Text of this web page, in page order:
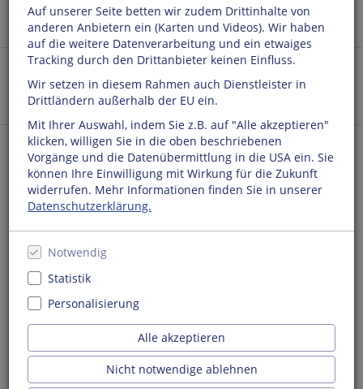
Auf unserer Seite betten wir zudem Drittinhalte von
anderen Anbietern ein (Karten und Videos). Wir haben
auf die weitere Datenverarbeitung und ein etwaiges
Tracking durch den Drittanbieter keinen Einfluss.
Wir setzen in diesem Rahmen auch Dienstleister in
Drittländern außerhalb der EU ein.
Mit Ihrer Auswahl, indem Sie z.B. auf "Alle akzeptieren"
klicken, willigen Sie in die oben beschriebenen
Vorgänge und die Datenübermittlung in die USA ein. Sie
können Ihre Einwilligung mit Wirkung für die Zukunft
widerrufen. Mehr Informationen finden Sie in unserer
Datenschutzerklärung.
Notwendig
Statistik
Personalisierung
Alle akzeptieren
Nicht notwendige ablehnen
Veranstaltungen
Buchtipps
Büchergilde Buchgemeinschaft
Unsere nächste Veranstaltung:
Freitag